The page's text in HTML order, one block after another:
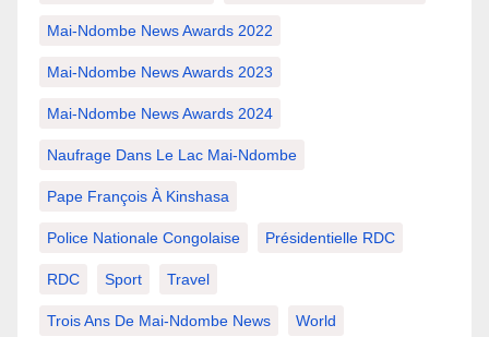
Mai-Ndombe News Awards 2022
Mai-Ndombe News Awards 2023
Mai-Ndombe News Awards 2024
Naufrage Dans Le Lac Mai-Ndombe
Pape François À Kinshasa
Police Nationale Congolaise Présidentielle RDC
RDC Sport Travel
Trois Ans De Mai-Ndombe News World